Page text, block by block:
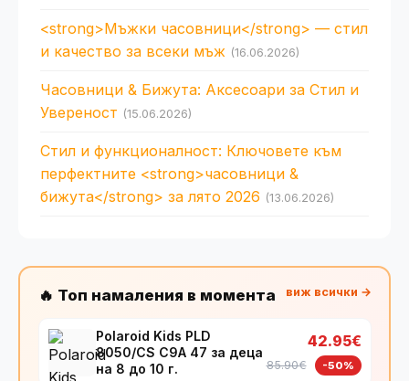
<strong>Мъжки часовници</strong> — стил
и качество за всеки мъж (16.06.2026)
Часовници & Бижута: Аксесоари за Стил и
Увереност (15.06.2026)
Стил и функционалност: Ключовете към
перфектните <strong>часовници &
бижута</strong> за лято 2026 (13.06.2026)
🔥 Топ намаления в момента виж всички →
Polaroid Kids PLD
8050/CS C9A 47 за деца
на 8 до 10 г.
42.95€
85.90€ -50%